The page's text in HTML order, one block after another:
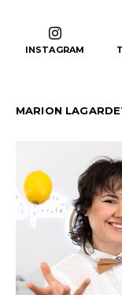
INSTAGRAM
MARION